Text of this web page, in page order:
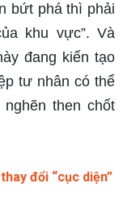
bứt phá thì phải
khu vực”. Và
đang kiến tạo
tư nhân có thể
then chốt
đổi “cục diện”